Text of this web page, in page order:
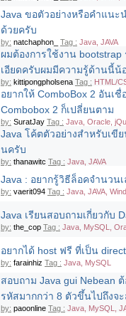
Java ขอตัวอย่างหรือคำแนะ
ด้วยครับ
by: natchaphon_ Tag : Java, JAVA
ผมต้องการใช้งาน
เอียดครับผมมีความรู้ด้านนี้
by: kittipongpholsena Tag : HTML/
อยากให้ ComboBox 2 อันเ
Combobox 2 ก็เปลี่ยนตาม
by: SuratJay Tag : Java, Oracle,
Java โค้ตตัวอย่างสำหรับเขี
นครับ
by: thanawitc Tag : Java, JAVA
Java : อยากรู้วิธีล็อคจำนว
by: vaerit094 Tag : Java, JAVA,
Java เรียนสอบถามเกี่ยวกับ
by: the_cop Tag : Java, MySQL,
อยากได้ host ฟรี ที่เป็น
by: farainhiz Tag : Java, MySQL
สอบถาม Java gui Nebean
รหัสมากกว่า 8 ตัวขึ้นไปถึงจ
by: paoonline Tag : Java, MySQL,